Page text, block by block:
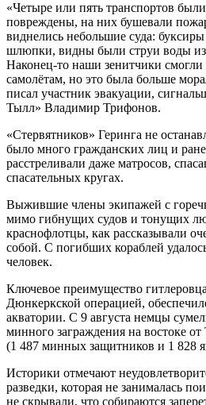
«Четыре или пять транспортов
повреждены, на них бушевали
виднелись небольшие суда:
шлюпки, видны были струи воды
Наконец-то наши зенитчики смогли
самолётам, но это была больше
писал участник эвакуации,
Тылл» Владимир Трифонов.
«Стервятников» Геринга не
было много гражданских лиц и
расстреливали даже матросов,
спасательных кругах.
Выжившие члены экипажей с
мимо гибнущих судов и тонущих
краснофлотцы, как рассказывали
собой. С погибших кораблей
человек.
Ключевое преимущество
Дюнкеркской операцией,
акватории. С 9 августа немцы
минного заграждения на востоке
(1 487 минных защитников и 1 828
Историки отмечают
разведки, которая не занималась
не скрывали, что собираются